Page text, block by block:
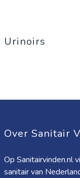
Urinoirs
Over Sanitair
Op Sanitairvinden.nl
sanitair van